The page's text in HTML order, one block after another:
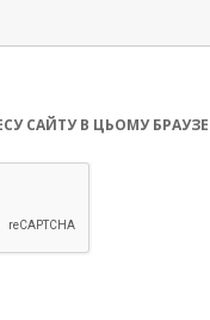
САЙТУ В ЦЬОМУ